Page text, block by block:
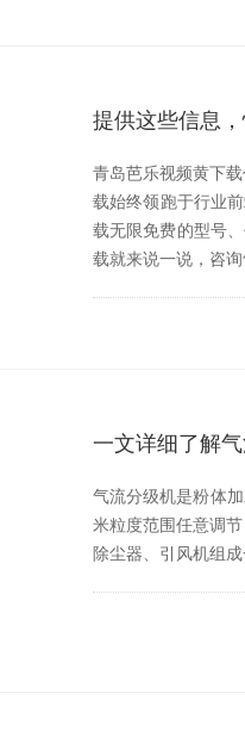
提供这些信息
青岛芭乐视频黄下载
载始终领跑于行业前
载无限免费的型号
载就来说一说，
一文详细了解
气流分级机是粉体加
米粒度范围任意调节
除尘器、引风机